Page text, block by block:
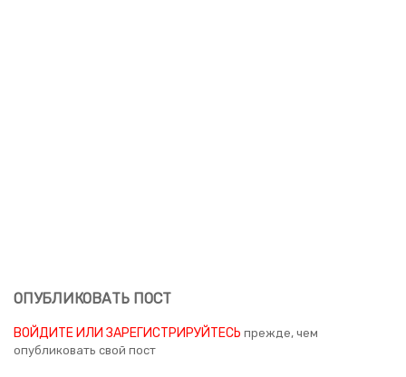
ОПУБЛИКОВАТЬ ПОСТ
ВОЙДИТЕ ИЛИ ЗАРЕГИСТРИРУЙТЕСЬ прежде, чем
опубликовать свой пост